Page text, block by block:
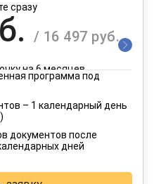
сразу
/ 16 497 руб.
на 6 месяцев
/ 8 249 руб.
на 12 месяцев
программа под
– 1 календарный день
документов после
дней